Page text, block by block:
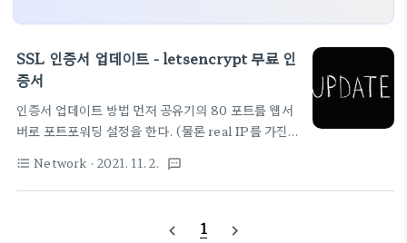
SSL 인증서 업데이트 - letsencrypt 무료 인
증서
인증서 업데이트 방법 먼저 공유기의 80 포트를 웹서
버로 포트포워딩 설정을 한다. (물론 real IP를 가진
80포트로 스크립트가 자동으로 어떤 파일들을 가져
오고 연결확인하고 하기 때문에 꼭 필요한다. 아래 작
제거하면 된다. 아래 명령어를 수행하면 된다. cd
format_list_bulleted Network · 2021. 11. 2. textsms
navigate_before 1 navigate_next